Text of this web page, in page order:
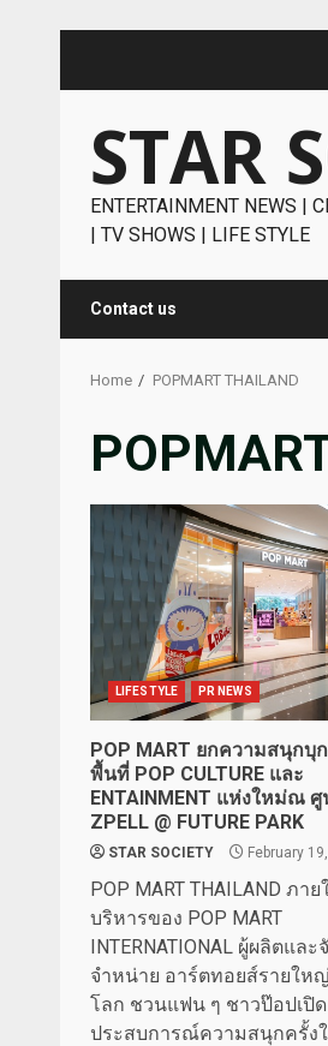
STAR
ENTERTAINMENT NEWS |
| TV SHOWS | LIFE STYLE
Contact us
Home POPMART THAILAND
LIFESTYLE PR NEWS
POP MART ยกความสนุกบุ
พื้นที่ POP CULTURE และ
ENTAINMENT แห่งใหม่ณ
ZPELL @ FUTURE PARK
STAR SOCIETY February
POP MART THAILAND ภาย
บริหารของ POP MART
INTERNATIONAL ผู้ผลิตและ
จำหน่าย อาร์ตทอยส์รายให
โลก ชวนแฟน ๆ ชาวป๊อปเปิด
ประสบการณ์ความสนุกครั้ง